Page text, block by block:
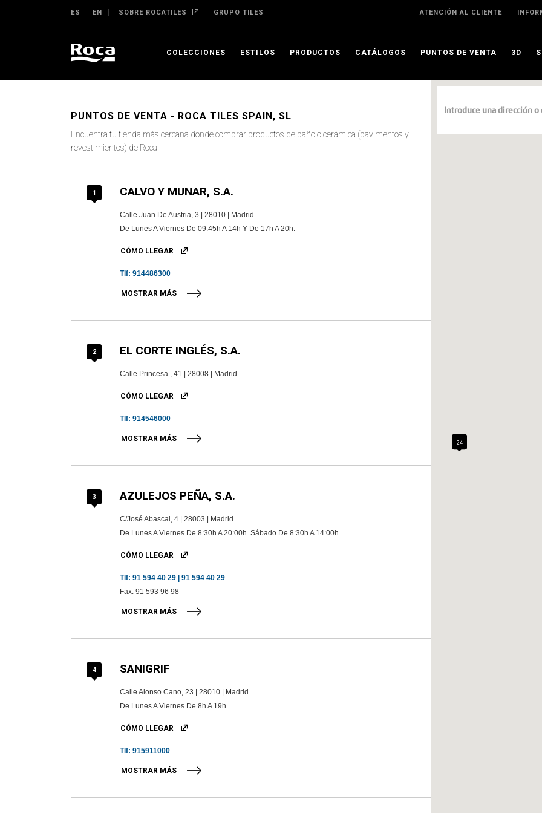
ES EN SOBRE ROCATILES GRUPO TILES ATENCIÓN AL CLIENTE
COLECCIONES ESTILOS PRODUCTOS CATÁLOGOS PUNTOS DE VENTA 3D
PUNTOS DE VENTA - ROCA TILES SPAIN, SL
Encuentra tu tienda más cercana donde comprar productos de baño o cerámica (pavimentos y
revestimientos) de Roca
1 CALVO Y MUNAR, S.A.
Calle Juan De Austria, 3 | 28010 | Madrid
De Lunes A Viernes De 09:45h A 14h Y De 17h A 20h.
CÓMO LLEGAR
Tlf: 914486300
MOSTRAR MÁS
2 EL CORTE INGLÉS, S.A.
Calle Princesa , 41 | 28008 | Madrid
CÓMO LLEGAR
Tlf: 914546000
MOSTRAR MÁS
3 AZULEJOS PEÑA, S.A.
C/José Abascal, 4 | 28003 | Madrid
De Lunes A Viernes De 8:30h A 20:00h. Sábado De 8:30h A 14:00h.
CÓMO LLEGAR
Tlf: 91 594 40 29 | 91 594 40 29
Fax: 91 593 96 98
MOSTRAR MÁS
4 SANIGRIF
Calle Alonso Cano, 23 | 28010 | Madrid
De Lunes A Viernes De 8h A 19h.
CÓMO LLEGAR
Tlf: 915911000
MOSTRAR MÁS
24